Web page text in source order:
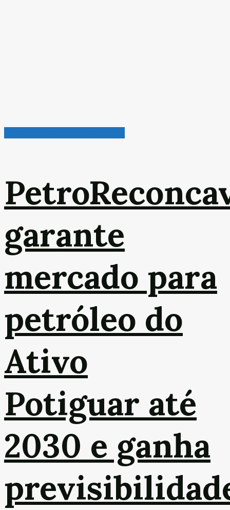
garante
mercado para
petróleo do
Ativo
Potiguar até
2030 e ganha